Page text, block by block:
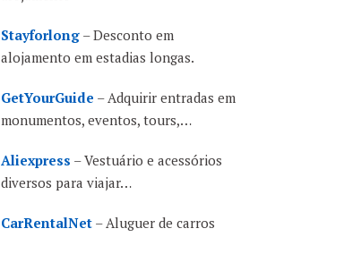
Stayforlong – Desconto em
alojamento em estadias longas.
GetYourGuide – Adquirir entradas em
monumentos, eventos, tours,…
Aliexpress – Vestuário e acessórios
diversos para viajar…
CarRentalNet – Aluguer de carros